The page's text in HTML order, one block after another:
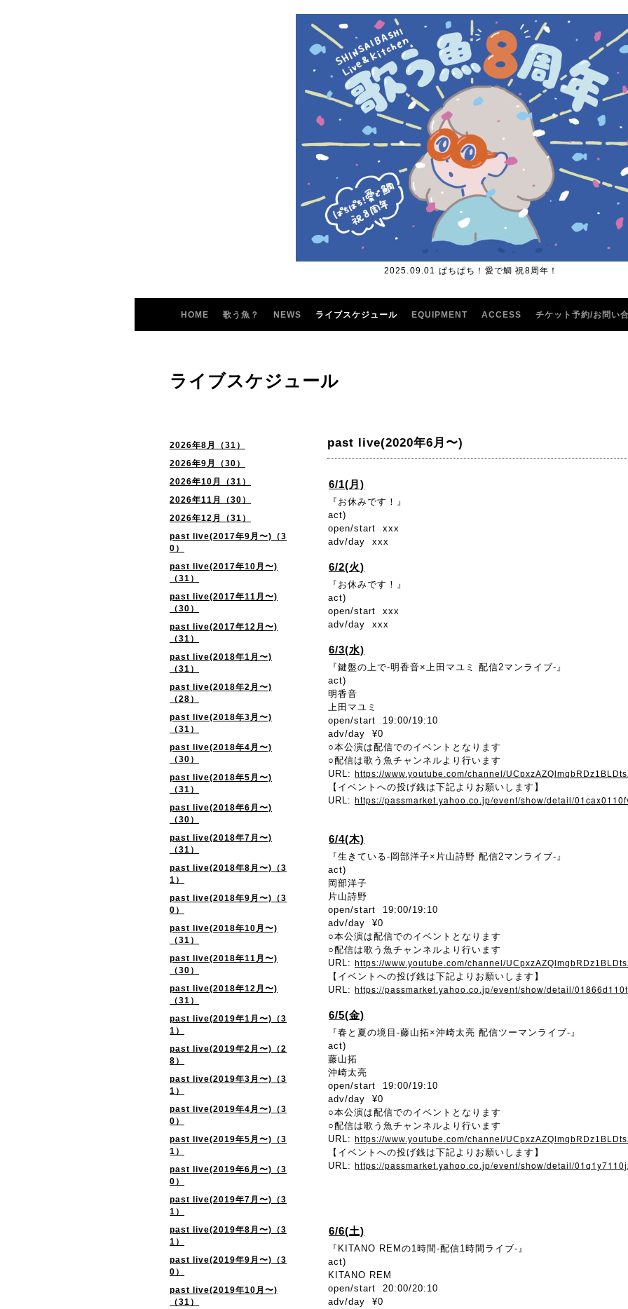
2025.09.01 ぱちぱち！愛で鯛 祝8周年！
HOME 歌う魚？ NEWS ライブスケジュール EQUIPMENT ACCESS チケット予約/お問い
2026年8月（31）
2026年9月（30）
2026年10月（31）
2026年11月（30）
2026年12月（31）
past live(2017年9月〜)（3
0）
past live(2017年10月〜)
（31）
past live(2017年11月〜)
（30）
past live(2017年12月〜)
（31）
past live(2018年1月〜)
（31）
past live(2018年2月〜)
（28）
past live(2018年3月〜)
（31）
past live(2018年4月〜)
（30）
past live(2018年5月〜)
（31）
past live(2018年6月〜)
（30）
past live(2018年7月〜)
（31）
past live(2018年8月〜)（3
1）
past live(2018年9月〜)（3
0）
past live(2018年10月〜)
（31）
past live(2018年11月〜)
（30）
past live(2018年12月〜)
（31）
past live(2019年1月〜)（3
1）
past live(2019年2月〜)（2
8）
past live(2019年3月〜)（3
1）
past live(2019年4月〜)（3
0）
past live(2019年5月〜)（3
1）
past live(2019年6月〜)（3
0）
past live(2019年7月〜)（3
1）
past live(2019年8月〜)（3
1）
past live(2019年9月〜)（3
0）
past live(2019年10月〜)
（31）
ライブスケジュール
past live(2020年6月〜)
6/1(月)
『お休みです！』
act)
open/start xxx
adv/day xxx
6/2(火)
『お休みです！』
act)
open/start xxx
adv/day xxx
6/3(水)
『鍵盤の上で-明香音×上田マユミ 配信2マンライブ-』
act)
明香音
上田マユミ
open/start 19:00/19:10
adv/day ¥0
○本公演は配信でのイベントとなります
○配信は歌う魚チャンネルより行います
URL: https://www.youtube.com/channel/
【イベントへの投げ銭は下記よりお願いします】
URL: https://passmarket.yahoo.co.jp/event/show/detail/
6/4(木)
『生きている-岡部洋子×片山詩野 配信2マンライブ-』
act)
岡部洋子
片山詩野
open/start 19:00/19:10
adv/day ¥0
○本公演は配信でのイベントとなります
○配信は歌う魚チャンネルより行います
URL: https://www.youtube.com/channel/
【イベントへの投げ銭は下記よりお願いします】
URL: https://passmarket.yahoo.co.jp/event/show/detail/
6/5(金)
『春と夏の境目-藤山拓×沖崎太亮 配信ツーマンライブ-』
act)
藤山拓
沖崎太亮
open/start 19:00/19:10
adv/day ¥0
○本公演は配信でのイベントとなります
○配信は歌う魚チャンネルより行います
URL: https://www.youtube.com/channel/
【イベントへの投げ銭は下記よりお願いします】
URL: https://passmarket.yahoo.co.jp/event/show/detail/
6/6(土)
『KITANO REMの1時間-配信1時間ライブ-』
act)
KITANO REM
open/start 20:00/20:10
adv/day ¥0